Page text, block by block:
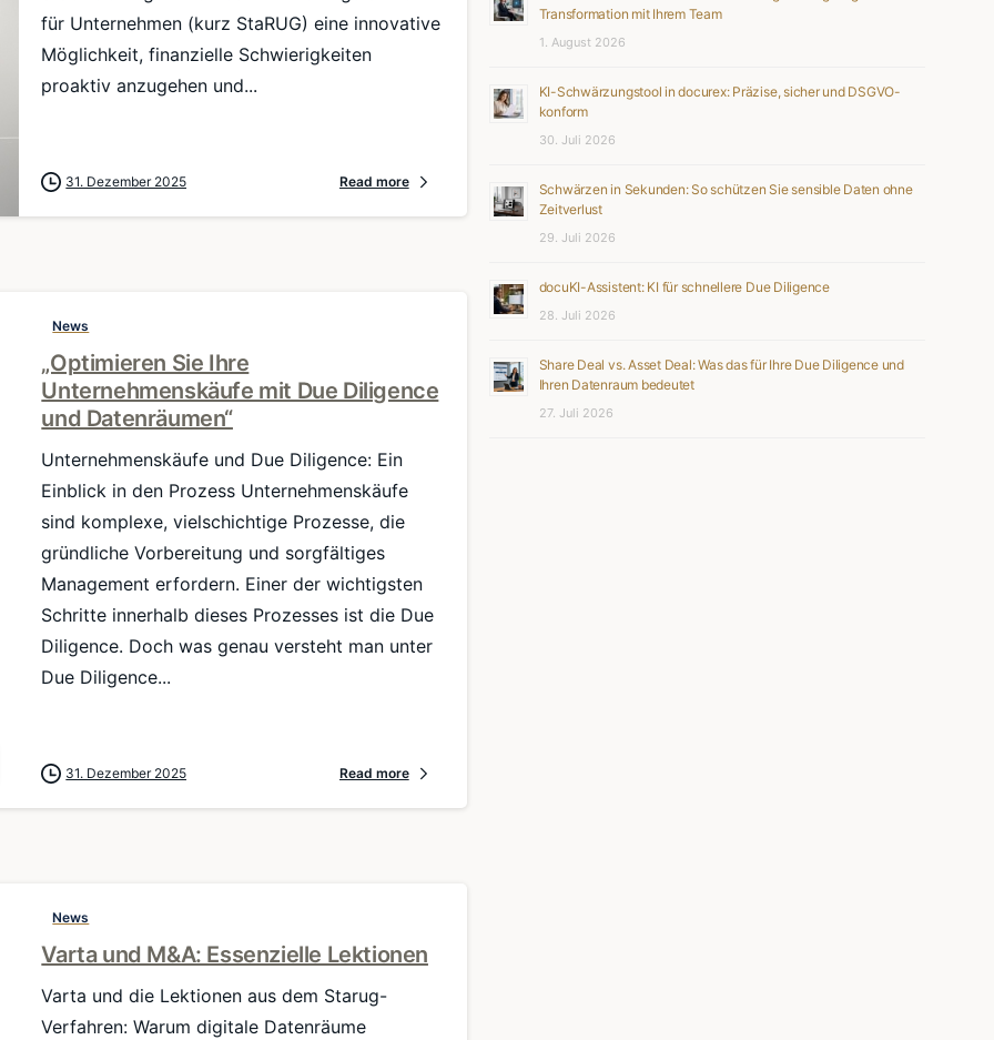
für Unternehmen (kurz StaRUG) eine innovative
Möglichkeit, finanzielle Schwierigkeiten
proaktiv anzugehen und...
31. Dezember 2025 Read more
News
„Optimieren Sie Ihre
Unternehmenskäufe mit Due Diligence
und Datenräumen“
Unternehmenskäufe und Due Diligence: Ein
Einblick in den Prozess Unternehmenskäufe
sind komplexe, vielschichtige Prozesse, die
gründliche Vorbereitung und sorgfältiges
Management erfordern. Einer der wichtigsten
Schritte innerhalb dieses Prozesses ist die Due
Diligence. Doch was genau versteht man unter
Due Diligence...
31. Dezember 2025 Read more
News
Varta und M&A: Essenzielle Lektionen
Varta und die Lektionen aus dem Starug-
Verfahren: Warum digitale Datenräume
Transformation mit Ihrem Team
1. August 2026
KI-Schwärzungstool in docurex: Präzise, sicher und DSGVO-
konform
30. Juli 2026
Schwärzen in Sekunden: So schützen Sie sensible Daten ohne
Zeitverlust
29. Juli 2026
docuKI-Assistent: KI für schnellere Due Diligence
28. Juli 2026
Share Deal vs. Asset Deal: Was das für Ihre Due Diligence und
Ihren Datenraum bedeutet
27. Juli 2026